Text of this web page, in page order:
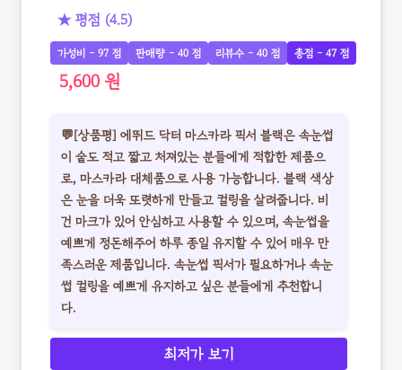
★ 평점 (4.5)
가성비 - 97 점 판매량 - 40 점 리뷰수 - 40 점 총점 - 47 점
5,600 원
💬[상품평] 에뛰드 닥터 마스카라 픽서 블랙은 속눈썹
이 숱도 적고 짧고 처져있는 분들에게 적합한 제품으
로, 마스카라 대체품으로 사용 가능합니다. 블랙 색상
은 눈을 더욱 또렷하게 만들고 컬링을 살려줍니다. 비
건 마크가 있어 안심하고 사용할 수 있으며, 속눈썹을
예쁘게 정돈해주어 하루 종일 유지할 수 있어 매우 만
족스러운 제품입니다. 속눈썹 픽서가 필요하거나 속눈
썹 컬링을 예쁘게 유지하고 싶은 분들에게 추천합니
다.
최저가 보기